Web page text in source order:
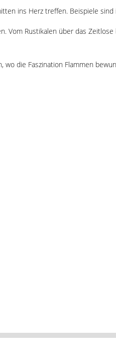
ins Herz treffen. Beispiele
Vom Rustikalen über das
die Faszination Flammen